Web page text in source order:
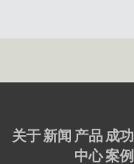
关于新闻 产品
中心
成功
案例